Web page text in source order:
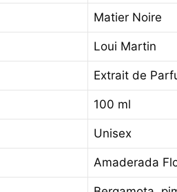
Matier Noire
Loui Martin
Extrait de
100 ml
Unisex
Amaderada